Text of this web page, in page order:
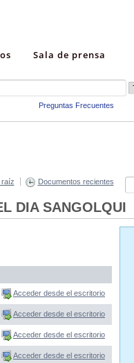
Sala de prensa
Preguntas Frecuentes
raíz Documentos recientes
DIA SANGOLQUI
Acceder desde el escritorio
Acceder desde el escritorio
Acceder desde el escritorio
Acceder desde el escritorio